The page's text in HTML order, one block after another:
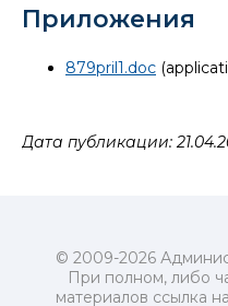
Приложения
879pril1.doc
Дата публикации:
© 2009-2026
При полном, либо
материалов ссылка